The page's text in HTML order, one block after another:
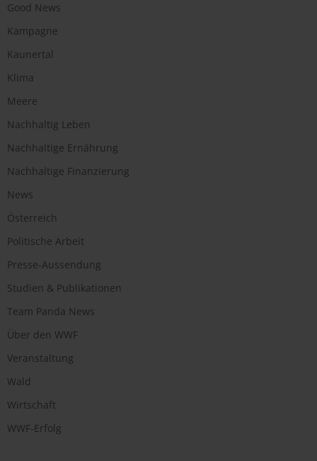
Good News
Kampagne
Kaunertal
Klima
Meere
Nachhaltig Leben
Nachhaltige Ernährung
Nachhaltige Finanzierung
News
Österreich
Politische Arbeit
Presse-Aussendung
Studien & Publikationen
Team Panda News
Über den WWF
Veranstaltung
Wald
Wirtschaft
WWF-Erfolg